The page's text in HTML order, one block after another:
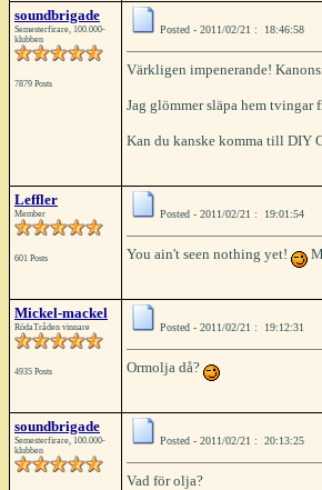
soundbrigade
Semesterfirare, 100.000-
klubben
7879 Posts
Posted - 2011/02/21 : 18:46:58
Värkligen impenerande!
Jag glömmer släpa hem tvingar
Kan du kanske komma till DIY
Leffler
Member
601 Posts
Posted - 2011/02/21 : 19:01:54
You ain't seen nothing yet!
Mickel-mackel
RödaTråden vinnare
4935 Posts
Posted - 2011/02/21 : 19:12:31
Ormolja då?
soundbrigade
Semesterfirare, 100.000-
klubben
Posted - 2011/02/21 : 20:13:25
Vad för olja?